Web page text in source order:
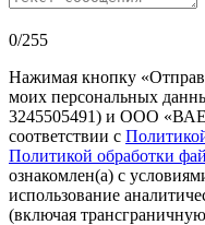
0/255
Нажимая кнопку
моих персональных
3245505491) и ООО
соответствии с
Политикой обработки
ознакомлен(а) с
использование
(включая